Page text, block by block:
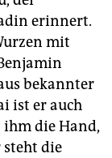
erinnert.
mit
bekannter
ist er auch
die Hand,
steht die